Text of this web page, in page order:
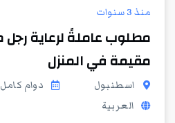
منذ 3 سنوات
مقيمة في المنزل
اسطنبول
دوام كامل
العربية